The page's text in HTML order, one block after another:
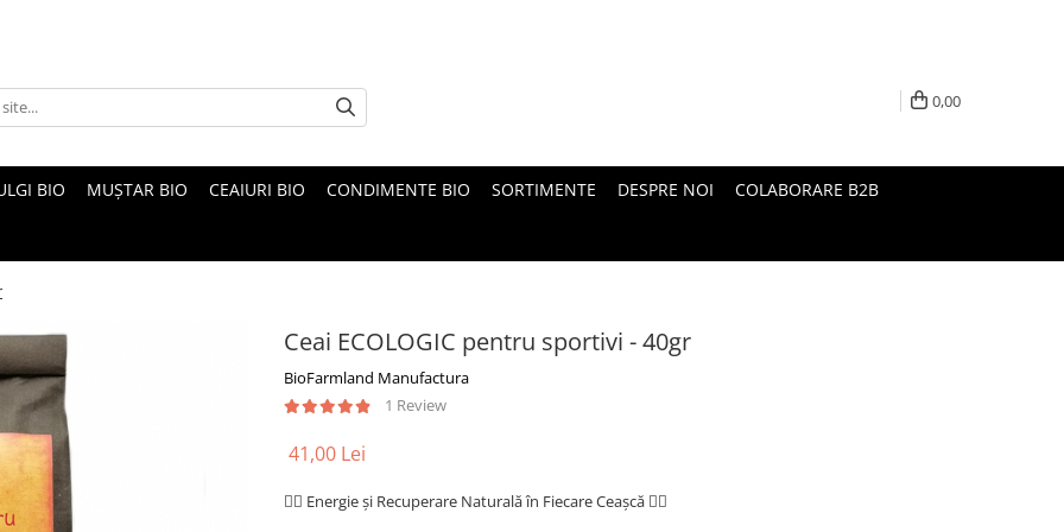
0,00
BIO MUȘTAR BIO CEAIURI BIO CONDIMENTE BIO SORTIMENTE DESPRE NOI COLABORARE B2B
Ceai ECOLOGIC pentru sportivi - 40gr
BioFarmland Manufactura
1 Review
41,00 Lei
🏃‍♂️ Energie și Recuperare Naturală în Fiecare Ceașcă 🏃‍♀️